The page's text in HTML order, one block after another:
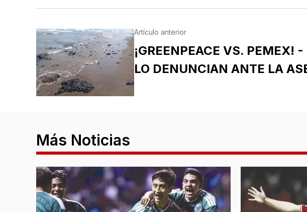
Artículo anterior
¡GREENPEACE VS. PEMEX! -
LO DENUNCIAN ANTE LA
Más Noticias